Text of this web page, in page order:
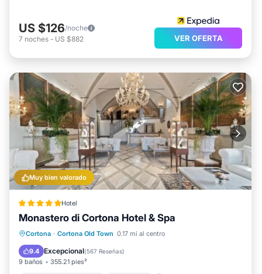
US $126/noche
7 noches - US $882 VER OFERTA
Muy bien valorado
Hotel
Monastero di Cortona Hotel & Spa
Cortona · Cortona Old Town 0.17 mi al centro
9.4 Excepcional(567 Reseñas)
9 baños 355.21 pies²
Bañera de hidromasaje
Desayuno
Aparcamiento